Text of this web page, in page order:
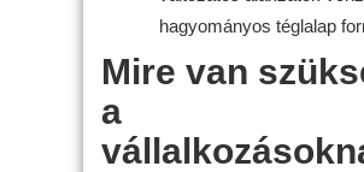
hagyományos téglalap
Mire van
a